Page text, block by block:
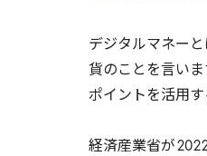
デジタルマネー
貨のことを言いま
ポイントを活用
経済産業省が